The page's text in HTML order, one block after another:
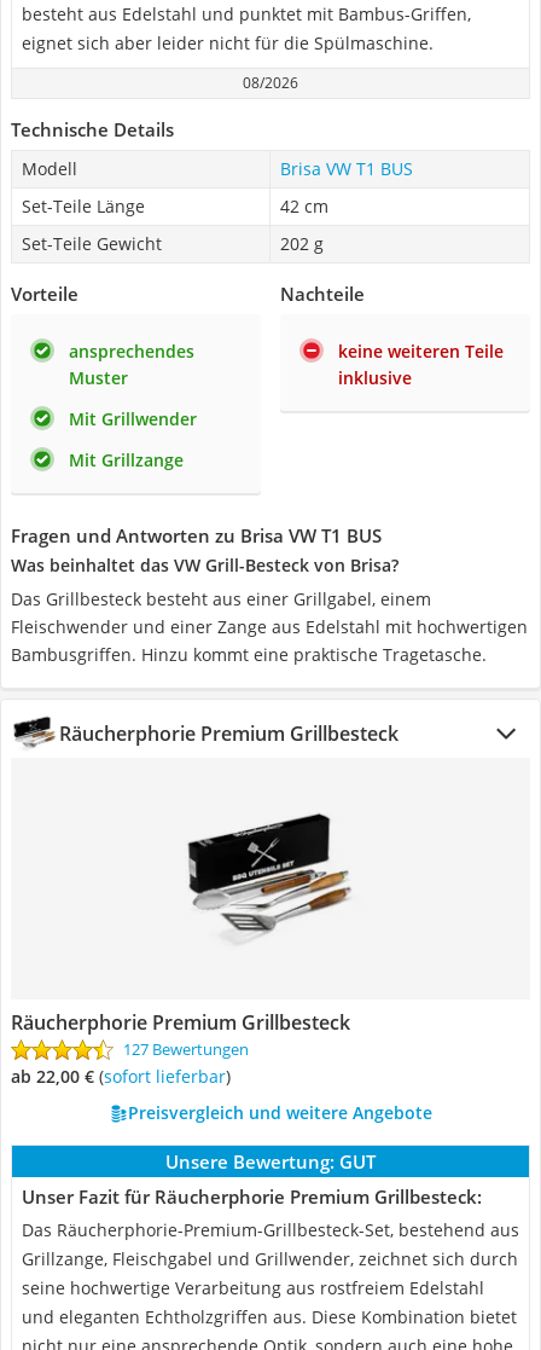
besteht aus Edelstahl und punktet mit Bambus-Griffen,
eignet sich aber leider nicht für die Spülmaschine.
08/2026
Technische Details
Modell
Brisa VW T1 BUS
Set-Teile Länge
42 cm
Set-Teile Gewicht
202 g
Vorteile
ansprechendes
Muster
Mit Grillwender
Mit Grillzange
Nachteile
keine weiteren Teile
inklusive
Fragen und Antworten zu Brisa VW T1 BUS
Was beinhaltet das VW Grill-Besteck von Brisa?
Das Grillbesteck besteht aus einer Grillgabel, einem
Fleischwender und einer Zange aus Edelstahl mit hochwertigen
Bambusgriffen. Hinzu kommt eine praktische Tragetasche.
Räucherphorie Premium Grillbesteck
Räucherphorie Premium Grillbesteck
127 Bewertungen
ab 22,00 € ( Sofort lieferbar)
Preisvergleich und weitere Angebote
Unsere Bewertung: GUT
Unser Fazit für Räucherphorie Premium Grillbesteck:
Das Räucherphorie-Premium-Grillbesteck-Set, bestehend aus
Grillzange, Fleischgabel und Grillwender, zeichnet sich durch
seine hochwertige Verarbeitung aus rostfreiem Edelstahl
und eleganten Echtholzgriffen aus. Diese Kombination bietet